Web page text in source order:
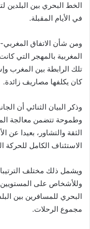
الخط البحري بين البلدين
في الأيام المقبلة.
ومن شأن الاتفاق المغربي-
المغربية بالمهجر التي
تلك الرابطة بين المغرب
كان يكلفها مصاريف زائدة.
وذكر البيان الثنائي أن
وطموحة تتضمن معالجة
الثقة والتشاور، بعيدا عن
الاستئناف الكامل للحركة
ويشمل ذلك مختلف
وللأشخاص على المستويين
البحري للمسافرين بين
مجموع الرحلات.